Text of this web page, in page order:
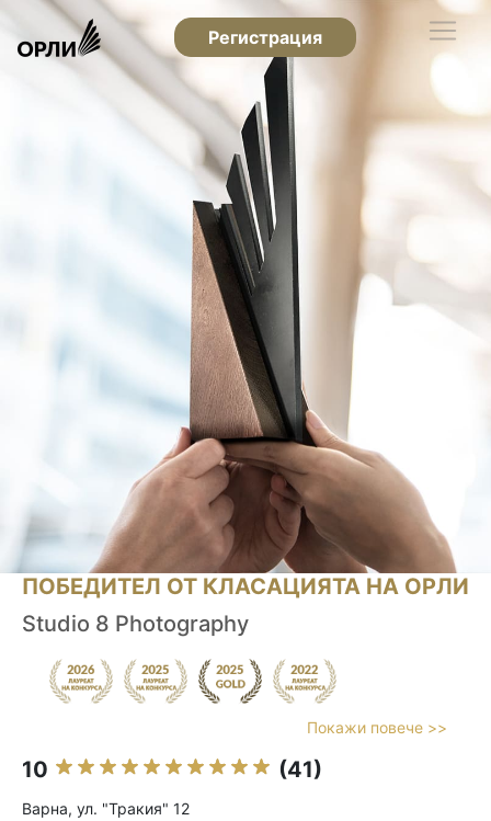
Регистрация
ПОБЕДИТЕЛ ОТ КЛАСАЦИЯТА НА ОРЛИ
Studio 8 Photography
Покажи повече >>
10 (41)
Варна, ул. "Тракия" 12